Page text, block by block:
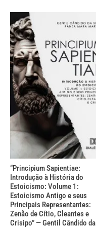
“Principium Sapientiae:
Introdução à História do
Estoicismo: Volume 1:
Estoicismo Antigo e seus
Principais Representantes:
Zenão de Cítio, Cleantes e
Crisipo” — Gentil Cândido da